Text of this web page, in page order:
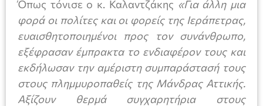
Όπως τόνισε ο κ. Καλαντζάκης «Για άλλη μια
φορά οι πολίτες και οι φορείς της Ιεράπετρας,
ευαισθητοποιημένοι προς τον συνάνθρωπο,
εξέφρασαν έμπρακτα το ενδιαφέρον τους και
εκδήλωσαν την αμέριστη συμπαράστασή τους
στους πλημμυροπαθείς της Μάνδρας Αττικής.
Αξίζουν θερμά συγχαρητήρια στους